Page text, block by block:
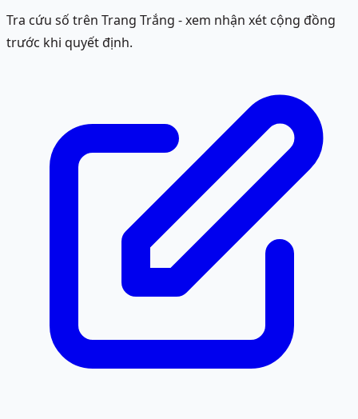
Tra cứu số trên Trang Trắng - xem nhận xét cộng đồng
trước khi quyết định.